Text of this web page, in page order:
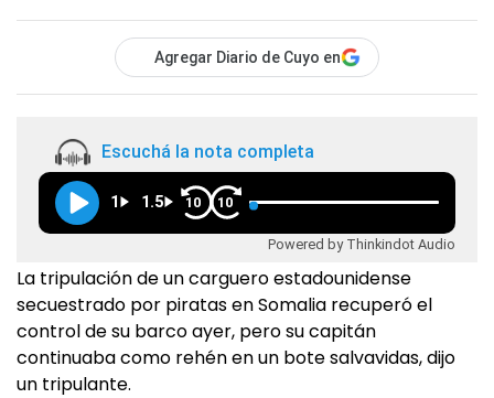
Agregar Diario de Cuyo en
Escuchá la nota completa
1 1.5 10 10
Powered by Thinkindot Audio
La tripulación de un carguero estadounidense
secuestrado por piratas en Somalia recuperó el
control de su barco ayer, pero su capitán
continuaba como rehén en un bote salvavidas, dijo
un tripulante.